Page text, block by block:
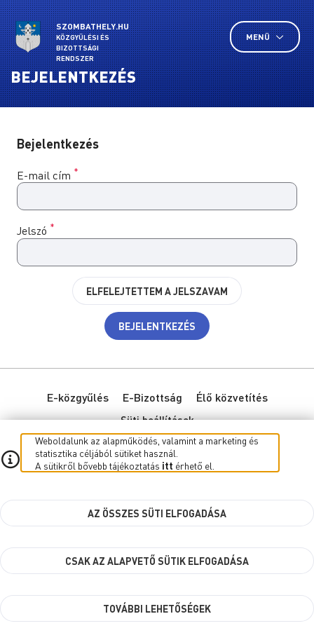
SZOMBATHELY.HU
KÖZGYŰLÉSI ÉS
BIZOTTSÁGI
RENDSZER
MENÜ
BEJELENTKEZÉS
Bejelentkezés
E-mail cím *
Jelszó *
ELFELEJTETTEM A JELSZAVAM
BEJELENTKEZÉS
E-közgyűlés E-Bizottság Élő közvetítés
Süti beállítások
kbr.szombathely.hu
Szombathely MJV Önkormányzata © 2026
Weboldalunk az alapműködés, valamint a marketing és
statisztika céljából sütiket használ.
A sütikről bővebb tájékoztatás itt érhető el.
AZ ÖSSZES SÜTI ELFOGADÁSA
CSAK AZ ALAPVETŐ SÜTIK ELFOGADÁSA
TOVÁBBI LEHETŐSÉGEK